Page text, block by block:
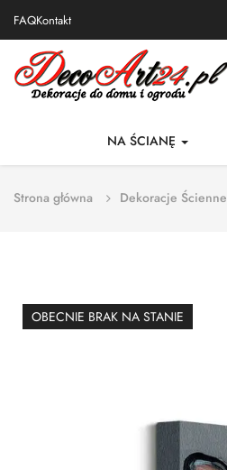
FAQKontakt
NA ŚCIANĘ
Strona główna Dekoracje Ścienne
OBECNIE BRAK NA STANIE